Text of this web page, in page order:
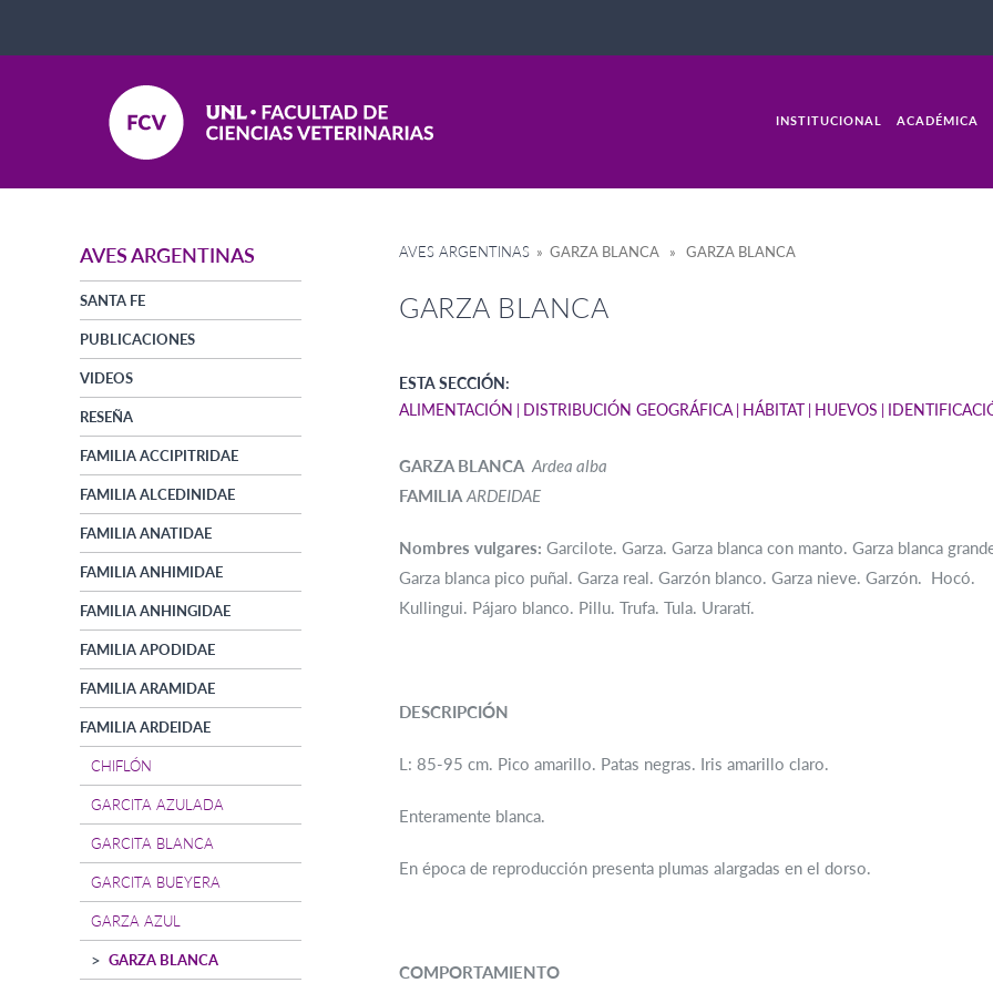
INSTITUCIONAL ACADÉMICA
AVES ARGENTINAS
SANTA FE
PUBLICACIONES
VIDEOS
RESEÑA
FAMILIA ACCIPITRIDAE
FAMILIA ALCEDINIDAE
FAMILIA ANATIDAE
FAMILIA ANHIMIDAE
FAMILIA ANHINGIDAE
FAMILIA APODIDAE
FAMILIA ARAMIDAE
FAMILIA ARDEIDAE
CHIFLÓN
GARCITA AZULADA
GARCITA BLANCA
GARCITA BUEYERA
GARZA AZUL
GARZA BLANCA
AVES ARGENTINAS » GARZA BLANCA » GARZA BLANCA
GARZA BLANCA
ESTA SECCIÓN:
ALIMENTACIÓN
DISTRIBUCIÓN GEOGRÁFICA HÁBITAT HUEVOS
GARZA BLANCA Ardea alba
FAMILIA ARDEIDAE
Nombres vulgares: Garcilote. Garza. Garza blanca con manto. Garza blanca
Garza blanca pico puñal. Garza real. Garzón blanco. Garza nieve. Garzón. Hocó.
Kullingui. Pájaro blanco. Pillu. Trufa. Tula. Uraratí.
DESCRIPCIÓN
L: 85-95 cm. Pico amarillo. Patas negras. Iris amarillo claro.
Enteramente blanca.
En época de reproducción presenta plumas alargadas en el dorso.
COMPORTAMIENTO